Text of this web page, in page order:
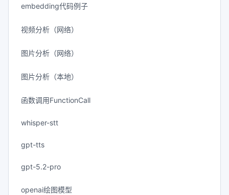
embedding代码例子
视频分析（网络）
图片分析（网络）
图片分析（本地）
函数调用FunctionCall
whisper-stt
gpt-tts
gpt-5.2-pro
openai绘图模型